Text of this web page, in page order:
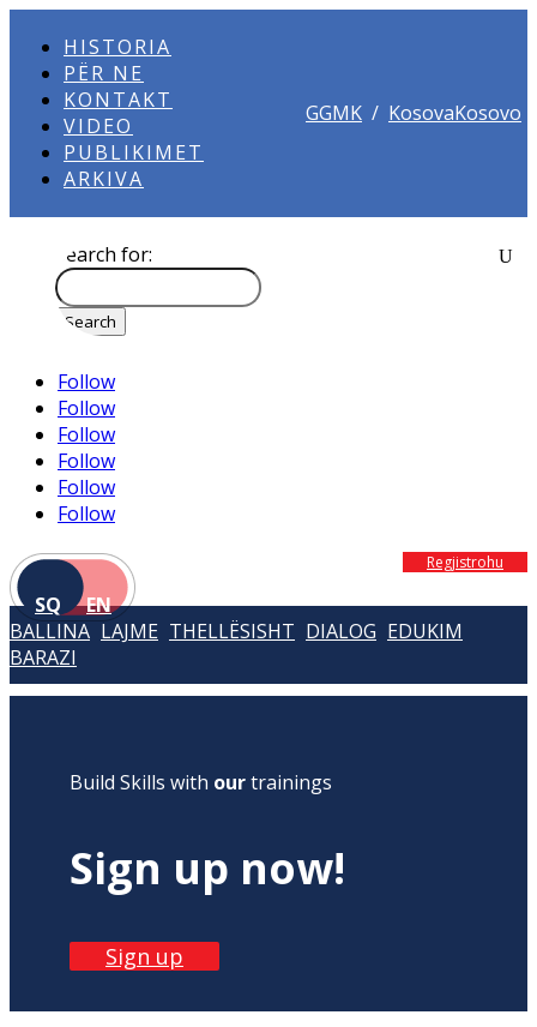
HISTORIA
PËR NE
KONTAKT
VIDEO
PUBLIKIMET
ARKIVA
GGMK / KosovaKosovo
Search for:
Follow
Follow
Follow
Follow
Follow
Follow
SQ EN
Regjistrohu
BALLINA LAJME THELLËSISHT DIALOG EDUKIM
BARAZI
Build Skills with ourtrainings
Sign up now!
Sign up